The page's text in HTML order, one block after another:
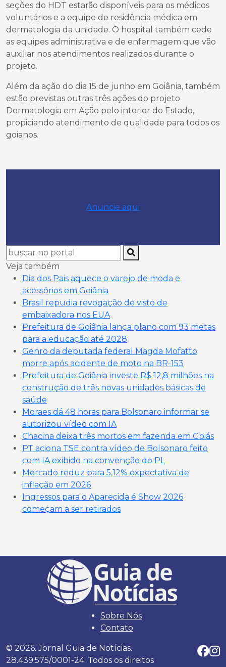
seções do HDT estarão disponíveis para os médicos
voluntários e a equipe de residência médica em
dermatologia da unidade. O hospital também cede
as equipes administrativa e de enfermagem que vão
auxiliar nos atendimentos realizados durante o
projeto.
Além da ação do dia 15 de junho em Goiânia, também
estão previstas outras três ações do projeto
Dermatologia em Ação pelo interior do Estado,
propiciando atendimento de qualidade para todos os
goianos.
Anuncie aqui
Veja também
Dia dos Pais aquece o varejo de moda e
acessórios em Goiânia
Brasil repudia revogação de visto de
embaixadora nos EUA
Prefeitura de Goiânia lança plano com 93 metas
para a educação até 2028
Genro da deputada federal Magda Mofatto
morre após acidente de moto na BR-153
Prefeitura de Goiânia investe R$ 12,8 milhões na
construção de três novas unidades básicas de
saúde
Moraes dá 48 horas para Bolsonaro informar se
autorizou vídeo com IA
Chacina deixa três mortos em fazenda em Goiás
PT aciona TSE contra vídeo de Bolsonaro feito
com IA exibido na convenção do PL
Mercado reduz para 5,12% expectativa de
inflação em 2026
Ingressos para o Aparecida é Show 2026
começam a ser retirados
Sobre Nós
Contato
© 2026. Jornal Guia de Notícias.
28.439.575/0001-24. Todos os direitos